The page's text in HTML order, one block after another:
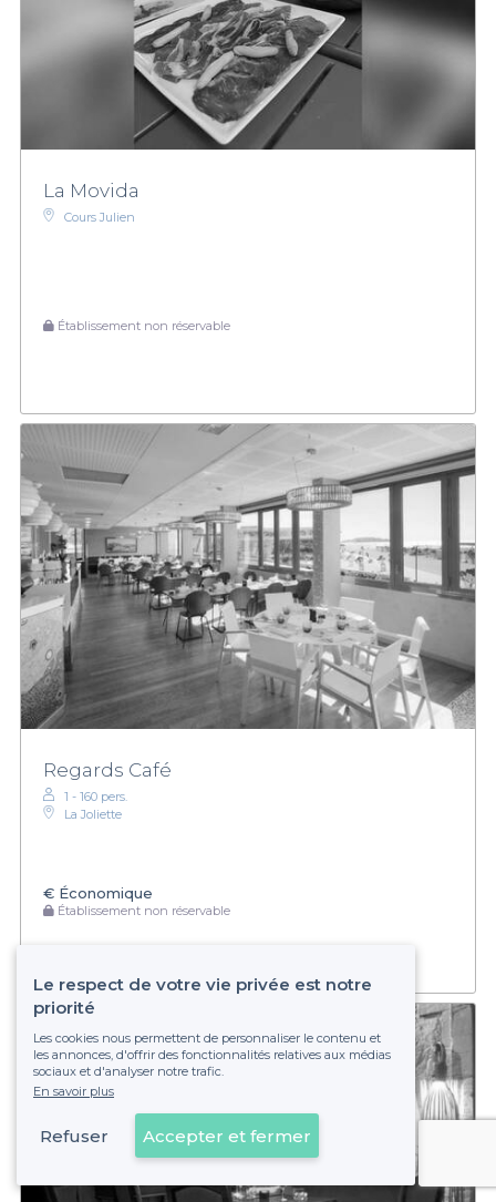
La Movida
Cours Julien
Établissement non réservable
Regards Café
1 - 160 pers.
La Joliette
€ Économique
Établissement non réservable
Voir sur la carte
Le respect de votre vie privée est notre
priorité
Les cookies nous permettent de personnaliser le contenu et
les annonces, d'offrir des fonctionnalités relatives aux médias
sociaux et d'analyser notre trafic.
En savoir plus
Refuser Accepter et fermer